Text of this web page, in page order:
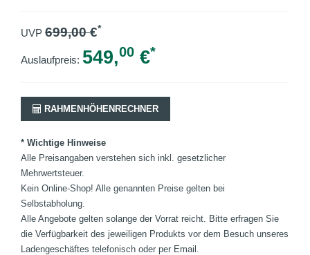
UVP 699,00€*
Auslaufpreis: 549,00 €*
RAHMENHÖHENRECHNER
* Wichtige Hinweise
Alle Preisangaben verstehen sich inkl. gesetzlicher
Mehrwertsteuer.
Kein Online-Shop! Alle genannten Preise gelten bei
Selbstabholung.
Alle Angebote gelten solange der Vorrat reicht. Bitte erfragen Sie
die Verfügbarkeit des jeweiligen Produkts vor dem Besuch unseres
Ladengeschäftes telefonisch oder per Email.